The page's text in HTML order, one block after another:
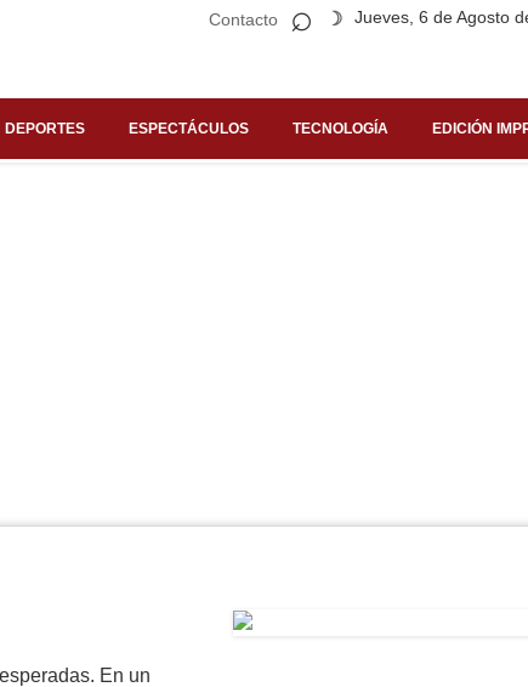
Contacto Jueves, 6 de Agosto
⌕ ☽
DEPORTES ESPECTÁCULOS TECNOLOGÍA EDICIÓN
En un